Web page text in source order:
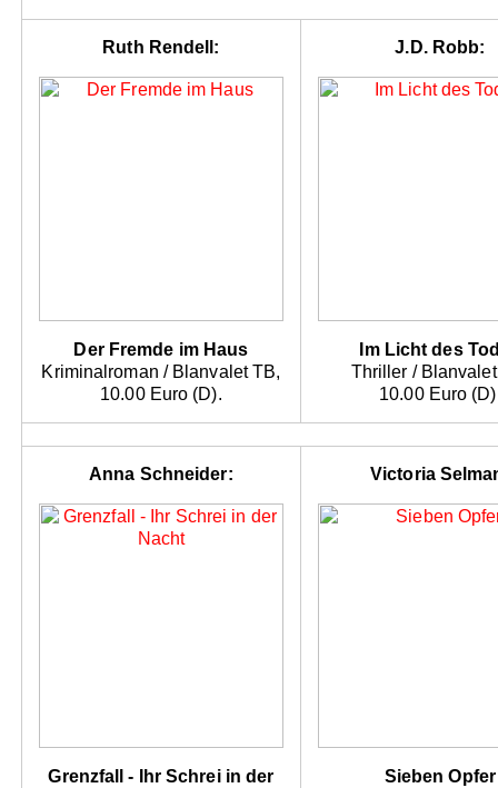
Ruth Rendell:
Der Fremde im Haus
Kriminalroman / Blanvalet TB,
10.00 Euro (D).
J.D. Robb:
Im Licht des
Thriller /
10.00 Euro
Anna Schneider:
Grenzfall - Ihr Schrei in der
Victoria
Sieben Opfer